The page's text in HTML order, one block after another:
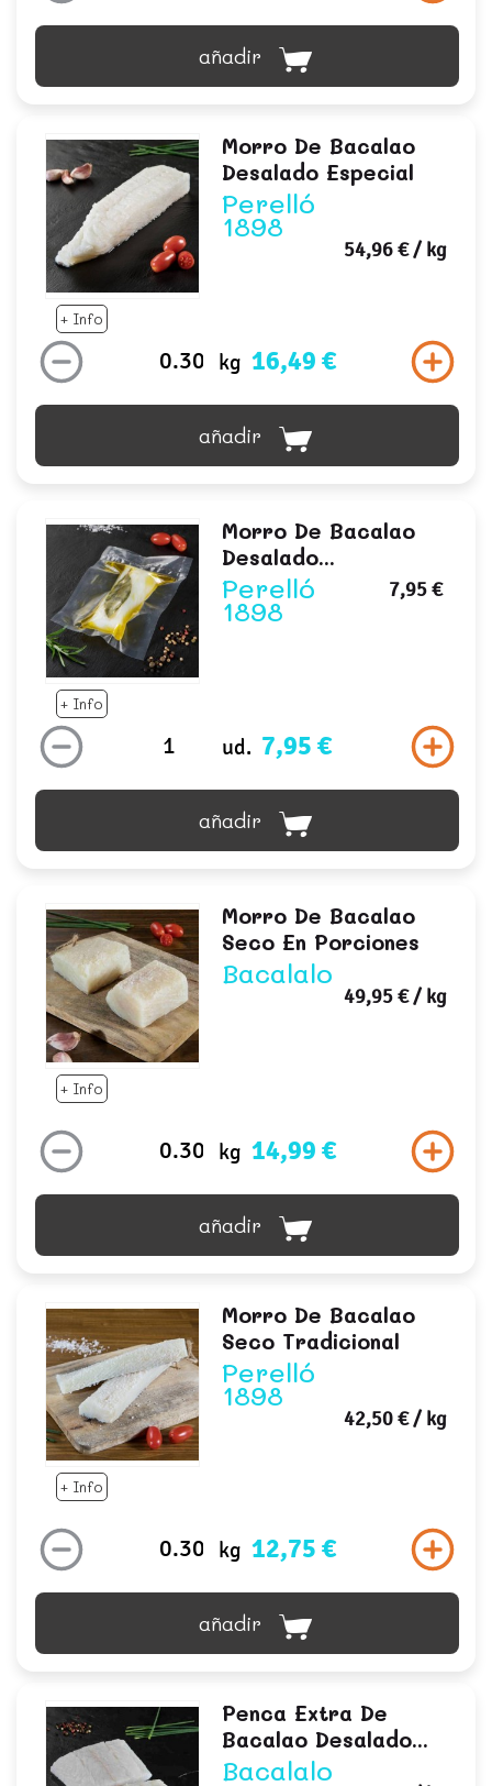
añadir
+ Info
Morro De Bacalao
Desalado Especial
Perelló
1898
54,96 €/ kg
kg 16,49 €
añadir
+ Info
Morro De Bacalao
Desalado...
Perelló
1898
7,95 €
ud. 7,95 €
añadir
+ Info
Morro De Bacalao
Seco En Porciones
Bacalalo
49,95 €/ kg
kg 14,99 €
añadir
+ Info
Morro De Bacalao
Seco Tradicional
Perelló
1898
42,50 €/ kg
kg 12,75 €
añadir
Penca Extra De
Bacalao Desalado...
Bacalalo